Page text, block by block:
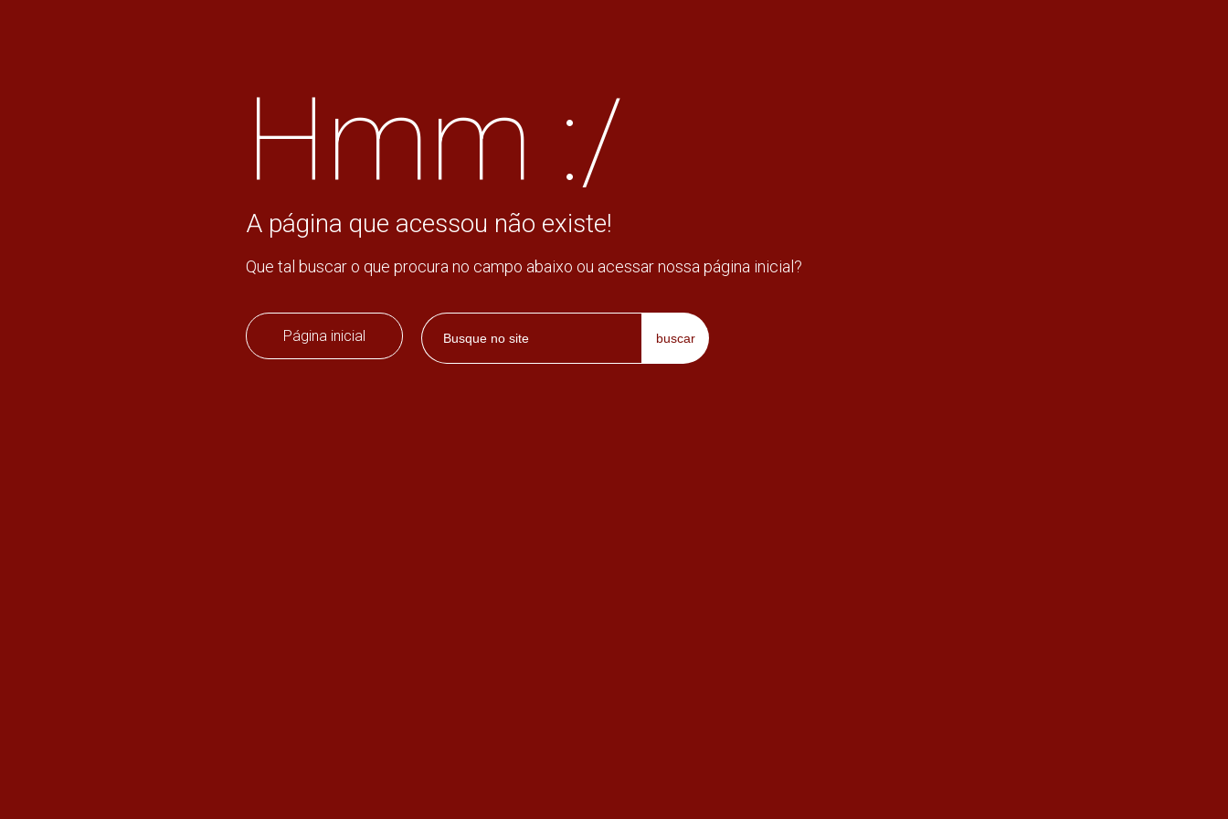
Hmm :/
A página que acessou não existe!
Que tal buscar o que procura no campo abaixo ou acessar nossa página inicial?
Página inicial